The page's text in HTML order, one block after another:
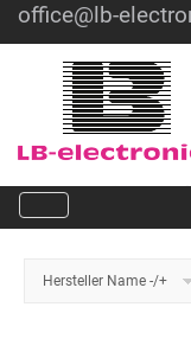
office@lb-
Hersteller Name -/+